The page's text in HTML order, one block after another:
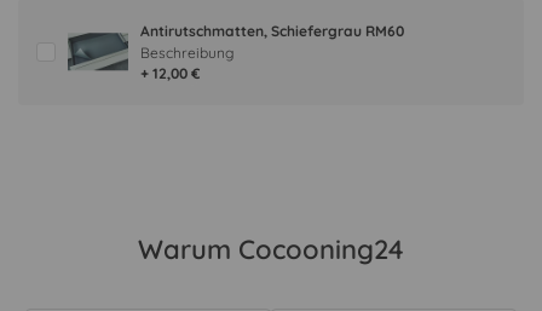
Antirutschmatten, Schiefergrau RM60
+ 12,00 €
Beschreibung
Warum Cocooning24